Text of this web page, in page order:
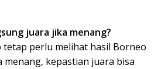
juara jika menang?
tetap perlu melihat hasil Borneo
menang, kepastian juara bisa